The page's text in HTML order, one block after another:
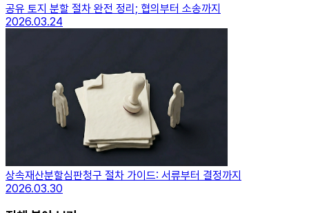
공유 토지 분할 절차 완전 정리; 협의부터 소송까지
2026.03.24
상속재산분할심판청구 절차 가이드: 서류부터 결정까지
2026.03.30